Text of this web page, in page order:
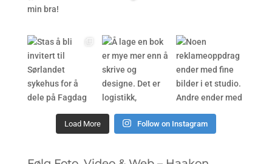
Load More Follow on Instagram